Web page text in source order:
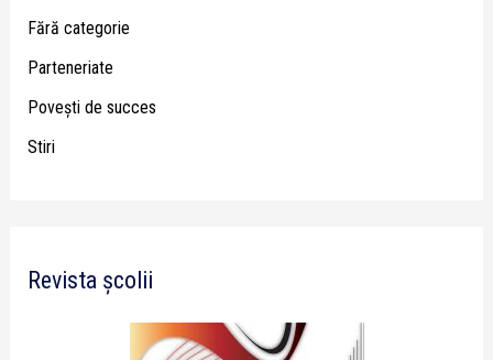
Fără categorie
Parteneriate
Poveşti de succes
Stiri
Revista școlii